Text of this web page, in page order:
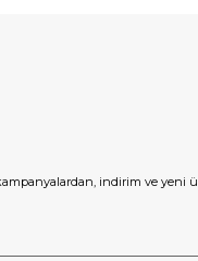
indirim ve yeni